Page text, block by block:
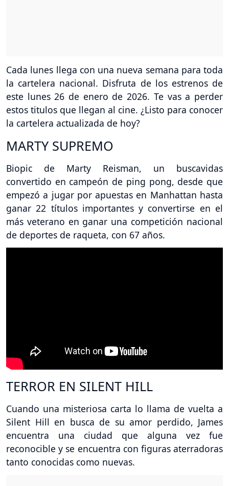
Cada lunes llega con una nueva semana para toda
la cartelera nacional. Disfruta de los estrenos de
este lunes 26 de enero de 2026. Te vas a perder
estos titulos que llegan al cine. ¿Listo para conocer
la cartelera actualizada de hoy?
MARTY SUPREMO
Biopic de Marty Reisman, un buscavidas
convertido en campeón de ping pong, desde que
empezó a jugar por apuestas en Manhattan hasta
ganar 22 títulos importantes y convertirse en el
más veterano en ganar una competición nacional
de deportes de raqueta, con 67 años.
TERROR EN SILENT HILL
Cuando una misteriosa carta lo llama de vuelta a
Silent Hill en busca de su amor perdido, James
encuentra una ciudad que alguna vez fue
reconocible y se encuentra con figuras aterradoras
tanto conocidas como nuevas.